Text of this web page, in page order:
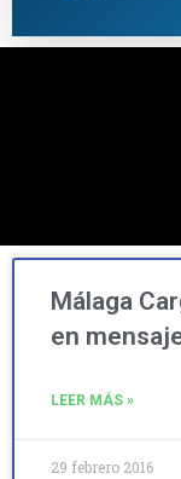
Málaga
en
LEER MÁS »
29 febrero 2016